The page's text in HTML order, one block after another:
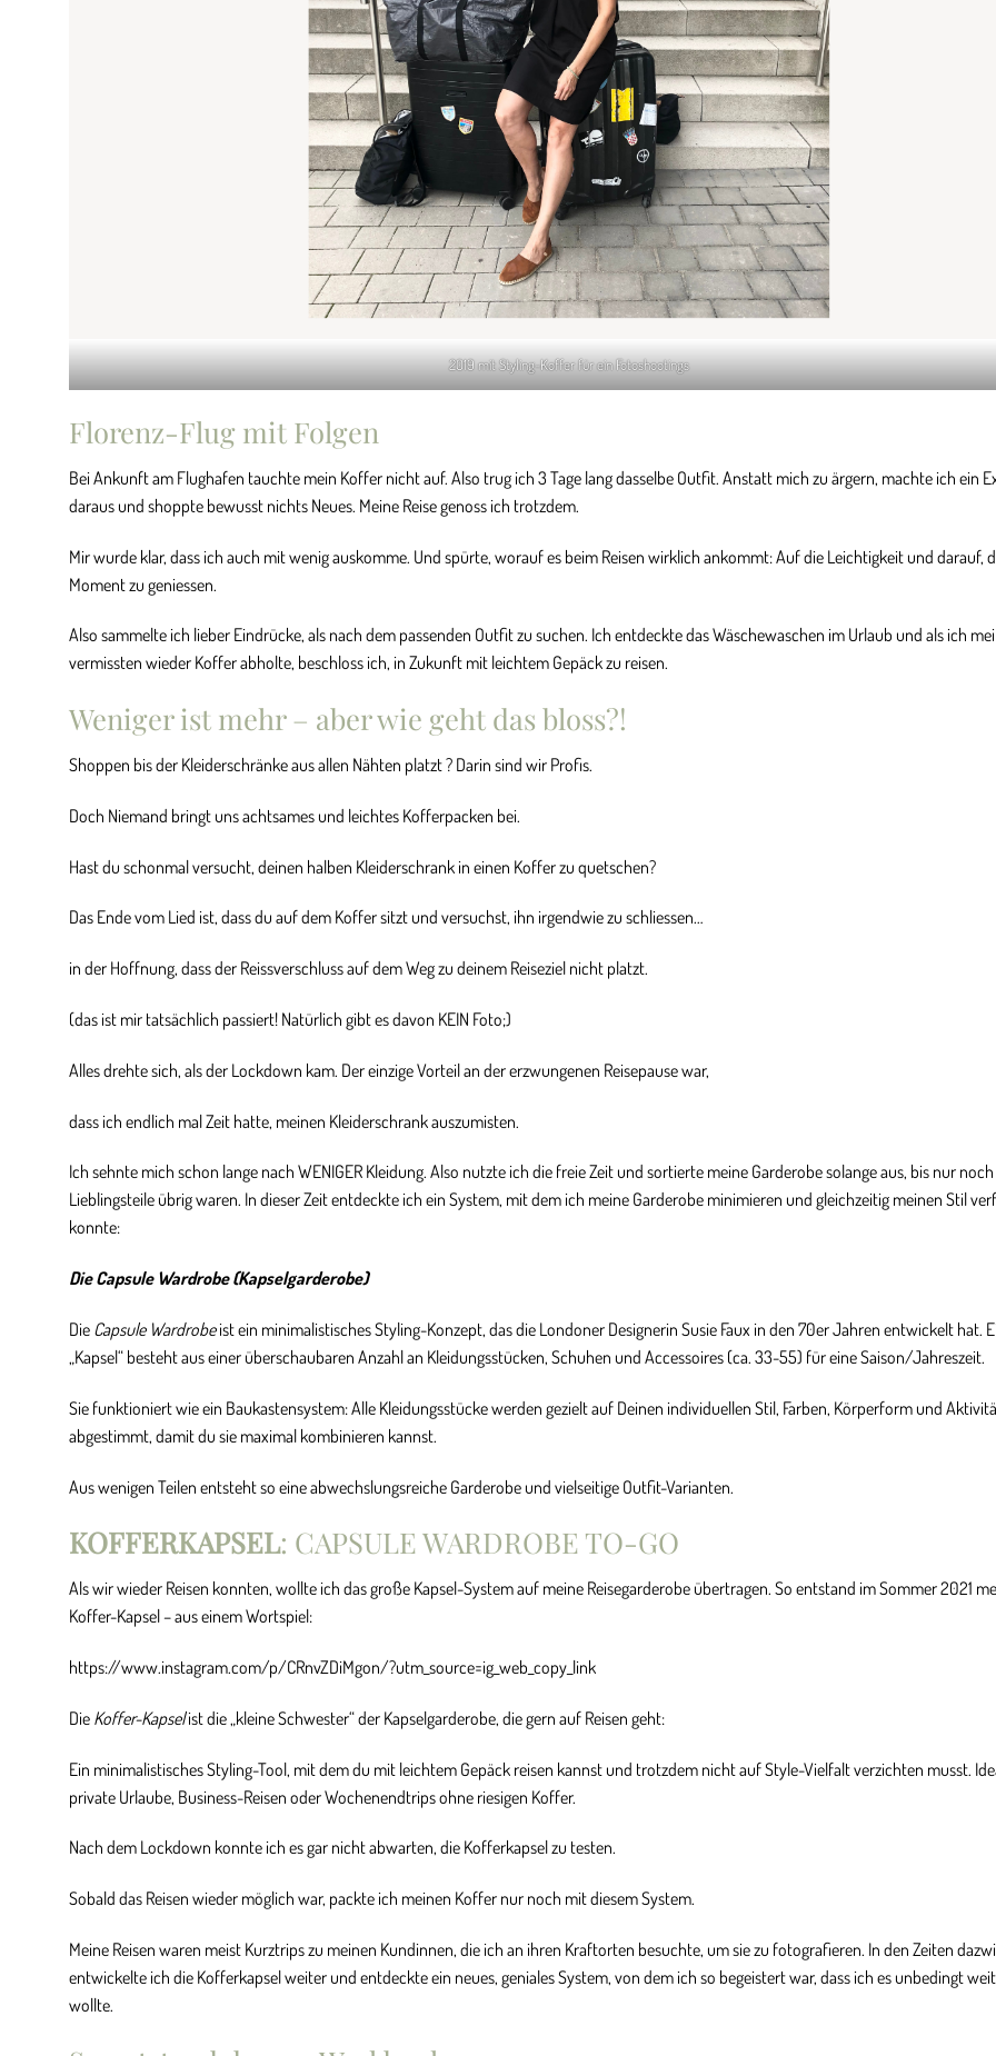
2019 mit Styling-Koffer für ein Fotoshootings
Florenz-Flug mit Folgen
Bei Ankunft am Flughafen tauchte mein Koffer nicht auf. Also trug ich 3 Tage lang dasselbe Outfit. Anstatt mich zu ärgern, machte ich ein
daraus und shoppte bewusst nichts Neues. Meine Reise genoss ich trotzdem.
Mir wurde klar, dass ich auch mit wenig auskomme. Und spürte, worauf es beim Reisen wirklich ankommt: Auf die Leichtigkeit und darauf,
Moment zu geniessen.
Also sammelte ich lieber Eindrücke, als nach dem passenden Outfit zu suchen. Ich entdeckte das Wäschewaschen im Urlaub und als ich
vermissten wieder Koffer abholte, beschloss ich, in Zukunft mit leichtem Gepäck zu reisen.
Weniger ist mehr – aber wie geht das bloss?!
Shoppen bis der Kleiderschränke aus allen Nähten platzt ? Darin sind wir Profis.
Doch Niemand bringt uns achtsames und leichtes Kofferpacken bei.
Hast du schonmal versucht, deinen halben Kleiderschrank in einen Koffer zu quetschen?
Das Ende vom Lied ist, dass du auf dem Koffer sitzt und versuchst, ihn irgendwie zu schliessen…
in der Hoffnung, dass der Reissverschluss auf dem Weg zu deinem Reiseziel nicht platzt.
(das ist mir tatsächlich passiert! Natürlich gibt es davon KEIN Foto;)
Alles drehte sich, als der Lockdown kam. Der einzige Vorteil an der erzwungenen Reisepause war,
dass ich endlich mal Zeit hatte, meinen Kleiderschrank auszumisten.
Ich sehnte mich schon lange nach WENIGER Kleidung. Also nutzte ich die freie Zeit und sortierte meine Garderobe solange aus, bis nur noch
Lieblingsteile übrig waren. In dieser Zeit entdeckte ich ein System, mit dem ich meine Garderobe minimieren und gleichzeitig meinen Stil
konnte:
Die Capsule Wardrobe (Kapselgarderobe)
Die Capsule Wardrobeist ein minimalistisches Styling-Konzept, das die Londoner Designerin Susie Faux in den 70er Jahren entwickelt hat.
„Kapsel“ besteht aus einer überschaubaren Anzahl an Kleidungsstücken, Schuhen und Accessoires (ca. 33-55) für eine Saison/Jahreszeit.
Sie funktioniert wie ein Baukastensystem: Alle Kleidungsstücke werden gezielt auf Deinen individuellen Stil, Farben, Körperform und
abgestimmt, damit du sie maximal kombinieren kannst.
Aus wenigen Teilen entsteht so eine abwechslungsreiche Garderobe und vielseitige Outfit-Varianten.
KOFFERKAPSEL: CAPSULE WARDROBE TO-GO
Als wir wieder Reisen konnten, wollte ich das große Kapsel-System auf meine Reisegarderobe übertragen. So entstand im Sommer 2021
Koffer-Kapsel – aus einem Wortspiel:
https://www.instagram.com/p/CRnvZDiMgon/?utm_source=ig_web_copy_link
Die Koffer-Kapselist die „kleine Schwester“ der Kapselgarderobe, die gern auf Reisen geht:
Ein minimalistisches Styling-Tool, mit dem du mit leichtem Gepäck reisen kannst und trotzdem nicht auf Style-Vielfalt verzichten musst.
private Urlaube, Business-Reisen oder Wochenendtrips ohne riesigen Koffer.
Nach dem Lockdown konnte ich es gar nicht abwarten, die Kofferkapsel zu testen.
Sobald das Reisen wieder möglich war, packte ich meinen Koffer nur noch mit diesem System.
Meine Reisen waren meist Kurztrips zu meinen Kundinnen, die ich an ihren Kraftorten besuchte, um sie zu fotografieren. In den Zeiten
entwickelte ich die Kofferkapsel weiter und entdeckte ein neues, geniales System, von dem ich so begeistert war, dass ich es unbedingt
wollte.